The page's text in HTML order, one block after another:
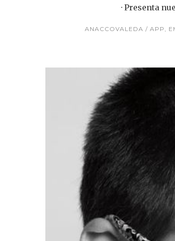
· Presenta
ANACCOVALEDA APP ,